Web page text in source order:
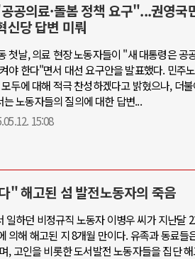
공의료·돌봄 정책 요구"...권영국
신당 답변 미뤄
첫날, 의료 현장 노동자들이 "새 대통령은 공
야 한다"면서 대선 요구안을 발표했다. 민주
두에 대해 적극 찬성하겠다고 밝혔으나, 더
는 노동자들의 질의에 대한 답변...
15:08
" 해고된 섬 발전노동자의 죽음
일하던 비정규직 노동자 이병우 씨가 지난달
의해 해고된 지 8개월 만이다. 유족과 동료들
, 고인을 비롯한 도서발전 노동자들을 집단